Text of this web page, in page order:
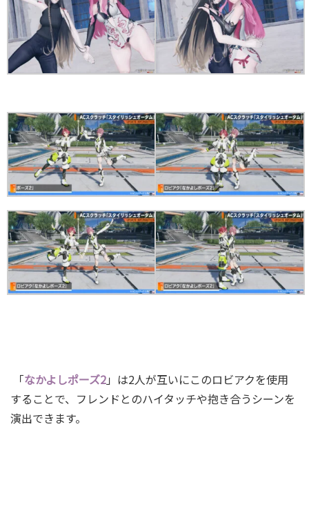
「なかよしポーズ2」は2人が互いにこのロビアクを使用
することで、フレンドとのハイタッチや抱き合うシーンを
演出できます。